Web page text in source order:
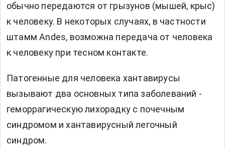
обычно передаются от грызунов (мышей, крыс)
к человеку. В некоторых случаях, в частности
штамм Andes, возможна передача от человека
к человеку при тесном контакте.
Патогенные для человека хантавирусы
вызывают два основных типа заболеваний -
геморрагическую лихорадку с почечным
синдромом и хантавирусный легочный
синдром.